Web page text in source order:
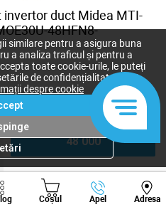
duct Midea MTI-
48HFN8-
48 000
Coșul Apel Adresa
Viber Whatsapp
similare pentru a asigura buna
a analiza traficul și pentru a
toate cookie-urile, le puteți
de confidențialitate după
despre cookie